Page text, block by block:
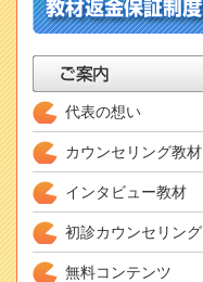
代表の想い
カウンセリング教材
インタビュー教材
初診カウンセリング
無料コンテンツ